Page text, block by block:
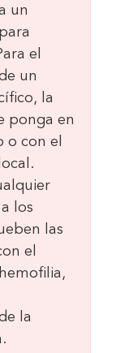
un
el
un
la
ponga en
o con el
los
las
el
la